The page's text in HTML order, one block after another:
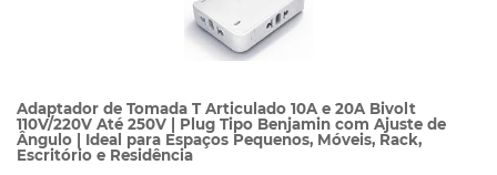
Adaptador de Tomada T Articulado 10A e 20A Bivolt
110V/220V Até 250V | Plug Tipo Benjamin com Ajuste de
Ângulo | Ideal para Espaços Pequenos, Móveis, Rack,
Escritório e Residência